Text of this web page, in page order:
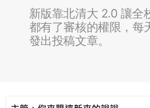
新版靠北清大 2.0 讓全
都有了審核的權限，每
發出投稿文章。